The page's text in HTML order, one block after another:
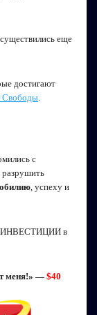
еще
достигают
Свободы
с
разрушить
, успеху и
ИНВЕСТИЦИИ в
меня!» — $40